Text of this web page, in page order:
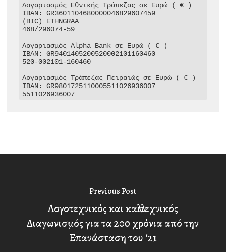
Λογαριασμός Εθνικής Τράπεζας σε Ευρώ ( € )
IBAN: GR3601104680000046829607459
(BIC) ETHNGRAA
468/296074-59
Λογαριασμός Alpha Bank σε Ευρώ ( € )
IBAN: GR9401405200520002101160460
520-002101-160460
Λογαριασμός Τράπεζας Πειραιώς σε Ευρώ ( € )
IBAN: GR9801725110005511026936007
5511026936007
Previous Post
Λογοτεχνικός και καλλιτεχνικός
Διαγωνισμός για τα 200 χρόνια από την
Επανάσταση του ‘21